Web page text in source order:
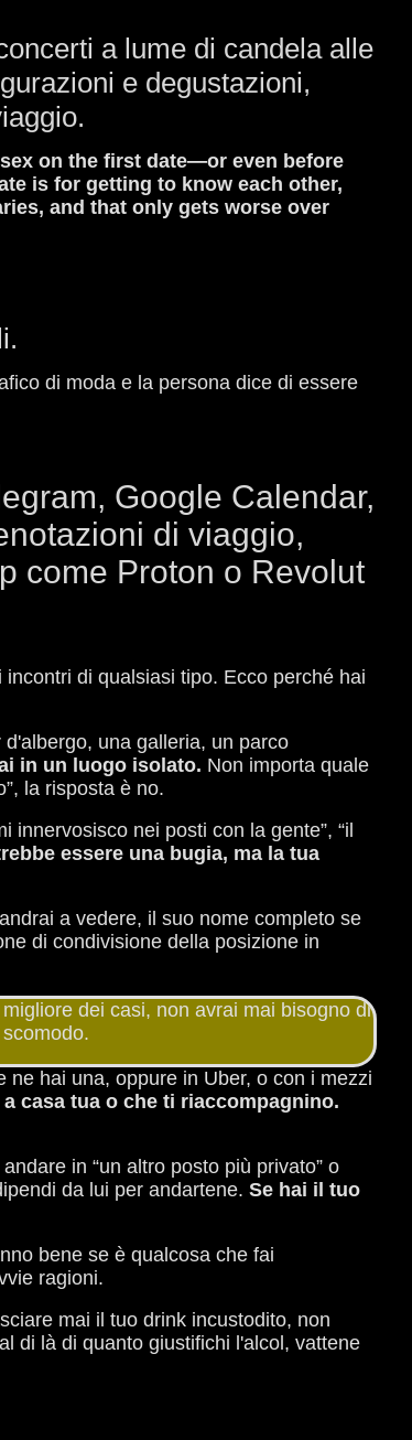
a lume di candela alle
e degustazioni,
on the first date—or even before
is for getting to know each other,
and that only gets worse over
di moda e la persona dice di essere
Google Calendar,
di viaggio,
come Proton o Revolut
di qualsiasi tipo. Ecco perché hai
una galleria, un parco
in un luogo isolato. Non importa quale
la risposta è no.
nei posti con la gente”, “il
essere una bugia, ma la tua
a vedere, il suo nome completo se
di condivisione della posizione in
dei casi, non avrai mai bisogno di
ne hai una, oppure in Uber, o con i mezzi
casa tua o che ti riaccompagnino.
in “un altro posto più privato” o
da lui per andartene. Se hai il tuo
bene se è qualcosa che fai
ragioni.
mai il tuo drink incustodito, non
di là di quanto giustifichi l'alcol, vattene